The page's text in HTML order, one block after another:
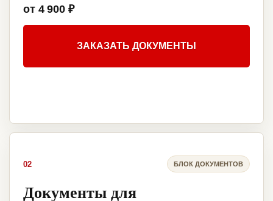
от 4 900 ₽
ЗАКАЗАТЬ ДОКУМЕНТЫ
02 БЛОК ДОКУМЕНТОВ
Документы для